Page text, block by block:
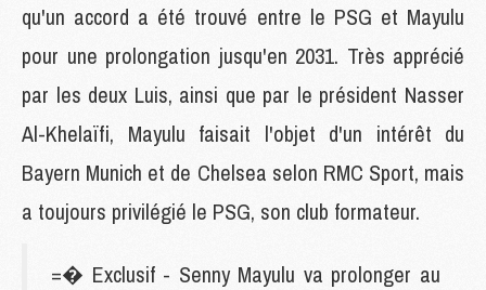
qu'un accord a été trouvé entre le PSG et Mayulu
pour une prolongation jusqu'en 2031. Très apprécié
par les deux Luis, ainsi que par le président Nasser
Al-Khelaïfi, Mayulu faisait l'objet d'un intérêt du
Bayern Munich et de Chelsea selon RMC Sport, mais
a toujours privilégié le PSG, son club formateur.
=� Exclusif - Senny Mayulu va prolonger au